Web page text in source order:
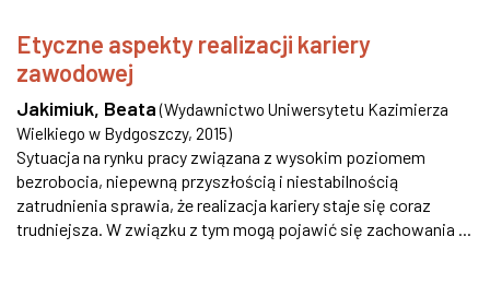
Etyczne aspekty realizacji kariery
zawodowej
Jakimiuk, Beata (Wydawnictwo Uniwersytetu Kazimierza
Wielkiego w Bydgoszczy, 2015)
Sytuacja na rynku pracy związana z wysokim poziomem
bezrobocia, niepewną przyszłością i niestabilnością
zatrudnienia sprawia, że realizacja kariery staje się coraz
trudniejsza. W związku z tym mogą pojawić się zachowania ...